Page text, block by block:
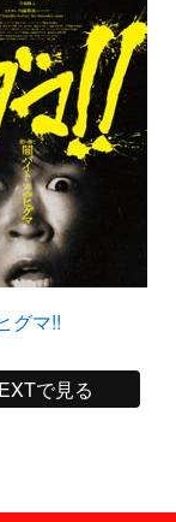
グマ!!
で見る